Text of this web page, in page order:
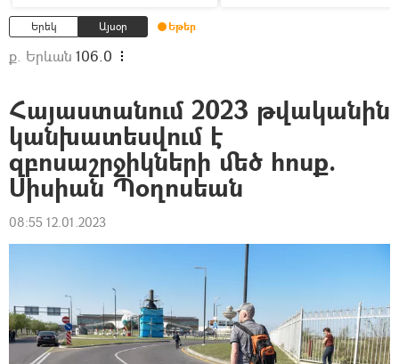
Երեկ Այսօր Եթեր
ք. Երևան 106.0
Հայաստանում 2023 թվականին
կանխատեսվում է
զբոսաշրջիկների մեծ հոսք.
Սիսիան Պօղոսեան
08:55 12.01.2023